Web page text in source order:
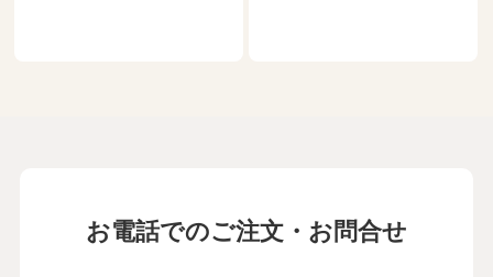
お電話でのご注文・お問合せ